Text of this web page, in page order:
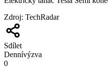
Zdroj: TechRadar
Sdílet
Dennívýzva
0